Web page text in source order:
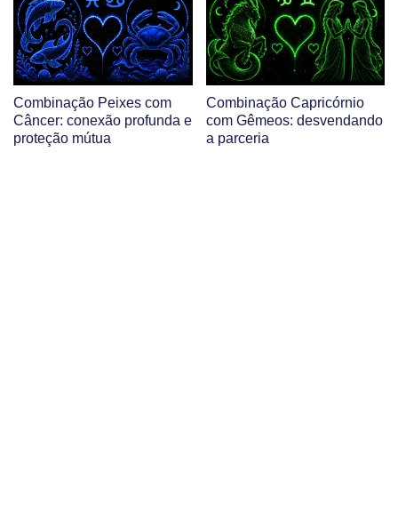
Combinação Peixes com
Câncer: conexão profunda e
proteção mútua
Combinação Capricórnio
com Gêmeos: desvendando
a parceria